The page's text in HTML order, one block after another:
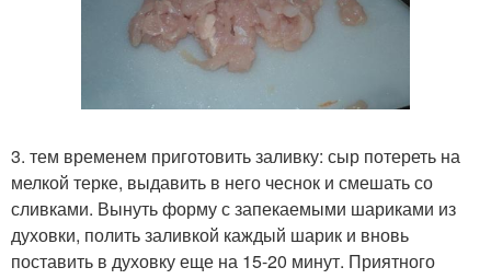
3. тем временем приготовить заливку: сыр потереть на
мелкой терке, выдавить в него чеснок и смешать со
сливками. Вынуть форму с запекаемыми шариками из
духовки, полить заливкой каждый шарик и вновь
поставить в духовку еще на 15-20 минут. Приятного